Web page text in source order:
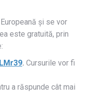
și se vor
este gratuită, prin
. Cursurile vor fi
a răspunde cât mai